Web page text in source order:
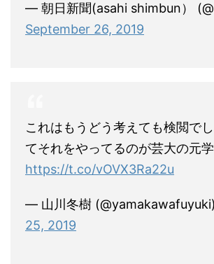
— 朝日新聞(asahi shimbun）
September 26, 2019
これはもうどう考えても検閲で
てそれをやってるのが芸大の元学
https://t.co/vOVX3Ra22u
— 山川冬樹 (@yamakawafuyuki)
25, 2019